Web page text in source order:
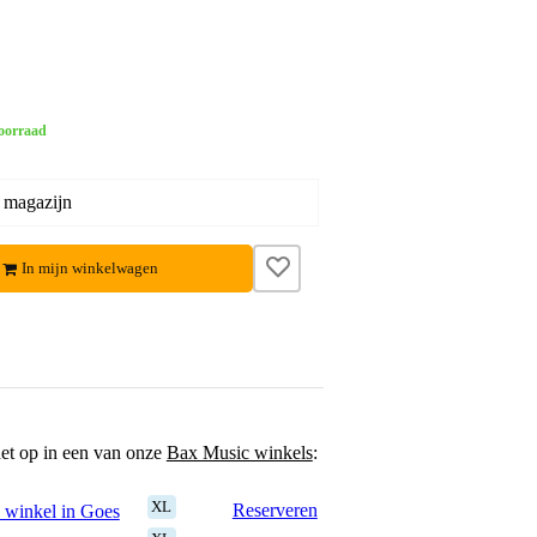
In mijn winkelwagen
op in een van onze Bax Music winkels:
in Goes XL
Reserveren